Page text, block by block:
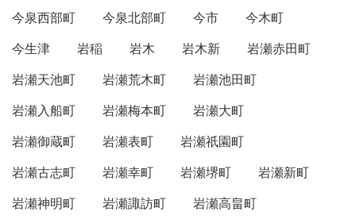
今泉西部町
今泉北部町 今市
今木町
今生津
岩稲 岩木 岩木新
岩瀬赤田町
岩瀬天池町
岩瀬荒木町
岩瀬池田町
岩瀬入船町
岩瀬梅本町
岩瀬大町
岩瀬御蔵町
岩瀬表町
岩瀬祇園町
岩瀬古志町
岩瀬幸町 岩瀬堺町
岩瀬新町
岩瀬神明町
岩瀬諏訪町
岩瀬高畠町